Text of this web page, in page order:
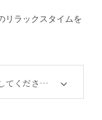
リラックスタイムを
選択してください…